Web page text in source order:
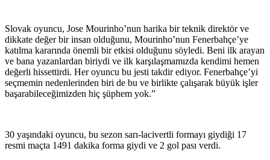
Slovak oyuncu, Jose Mourinho’nun harika bir teknik direktör ve
dikkate değer bir insan olduğunu, Mourinho’nun Fenerbahçe’ye
katılma kararında önemli bir etkisi olduğunu söyledi. Beni ilk arayan
ve bana yazanlardan biriydi ve ilk karşılaşmamızda kendimi hemen
değerli hissettirdi. Her oyuncu bu jesti takdir ediyor. Fenerbahçe’yi
seçmemin nedenlerinden biri de bu ve birlikte çalışarak büyük işler
başarabileceğimizden hiç şüphem yok.”
30 yaşındaki oyuncu, bu sezon sarı-lacivertli formayı giydiği 17
resmi maçta 1491 dakika forma giydi ve 2 gol pası verdi.